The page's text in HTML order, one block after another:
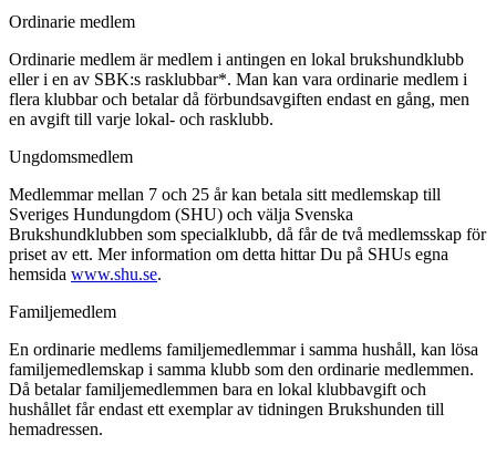
Ordinarie medlem
Ordinarie medlem är medlem i antingen en lokal brukshundklubb
eller i en av SBK:s rasklubbar*. Man kan vara ordinarie medlem i
flera klubbar och betalar då förbundsavgiften endast en gång, men
en avgift till varje lokal- och rasklubb.
Ungdomsmedlem
Medlemmar mellan 7 och 25 år kan betala sitt medlemskap till
Sveriges Hundungdom (SHU) och välja Svenska
Brukshundklubben som specialklubb, då får de två medlemsskap för
priset av ett. Mer information om detta hittar Du på SHUs egna
hemsida www.shu.se.
Familjemedlem
En ordinarie medlems familjemedlemmar i samma hushåll, kan lösa
familjemedlemskap i samma klubb som den ordinarie medlemmen.
Då betalar familjemedlemmen bara en lokal klubbavgift och
hushållet får endast ett exemplar av tidningen Brukshunden till
hemadressen.